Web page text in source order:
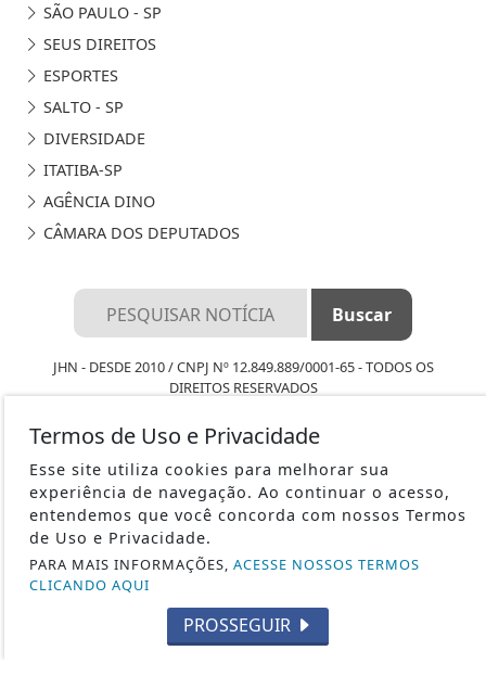
SÃO PAULO - SP
SEUS DIREITOS
ESPORTES
SALTO - SP
DIVERSIDADE
ITATIBA-SP
AGÊNCIA DINO
CÂMARA DOS DEPUTADOS
JHN - DESDE 2010 / CNPJ Nº 12.849.889/0001-65 - TODOS OS
DIREITOS RESERVADOS
TERMOS DE USO E PRIVACIDADE
SOBRE
FAQ
Termos de Uso e Privacidade
Esse site utiliza cookies para melhorar sua
experiência de navegação. Ao continuar o acesso,
entendemos que você concorda com nossos Termos
de Uso e Privacidade.
PARA MAIS INFORMAÇÕES, ACESSE NOSSOS TERMOS
CLICANDO AQUI
PROSSEGUIR